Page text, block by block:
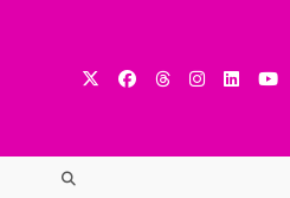
TOGGLE